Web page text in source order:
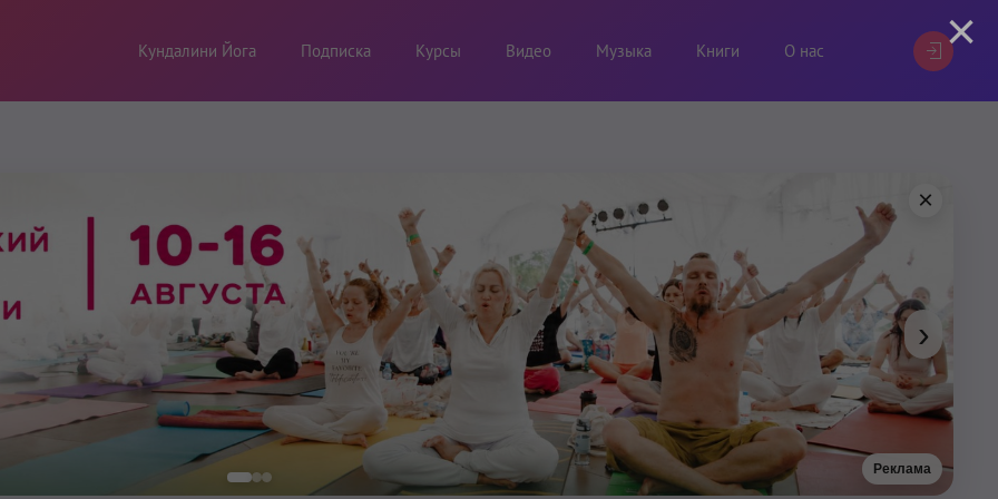
Кундалини Йога Подписка Курсы Видео Музыка Книги О нас
Реклама
×
›
×